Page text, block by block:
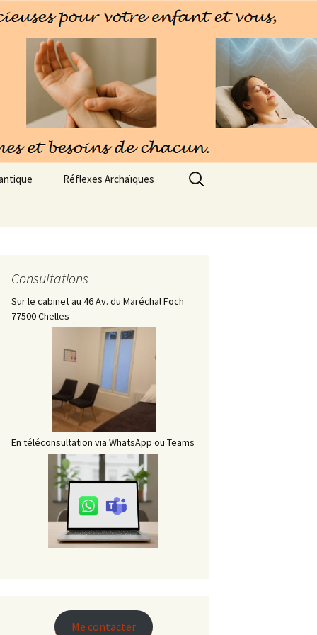
Réflexes Archaïques
Rechercher :
Consultations
Sur le cabinet au 46 Av. du Maréchal Foch
77500 Chelles
En téléconsultation via WhatsApp ou Teams
Me contacter